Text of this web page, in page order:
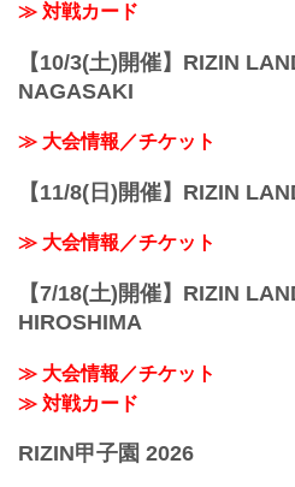
≫ 対戦カード
【10/3(土)開催】RIZIN
NAGASAKI
≫ 大会情報／チケット
【11/8(日)開催】RIZIN
≫ 大会情報／チケット
【7/18(土)開催】RIZIN
HIROSHIMA
≫ 大会情報／チケット
≫ 対戦カード
RIZIN甲子園 2026